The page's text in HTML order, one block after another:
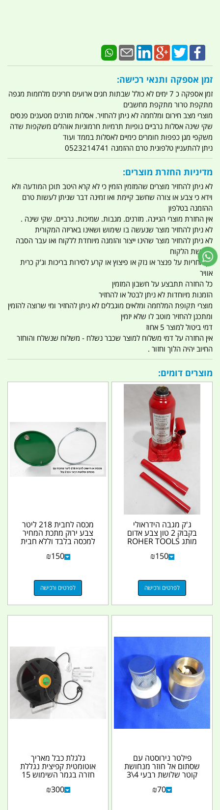
זמן אספקה ותנאי רכישה:
זמן אספקה כ 7 ימים לא כולל שבתות חגים ארועים חריגים מלחמות מגפה
מתקפת טרור מתקפת מחשבים
מוצרי מצב חירום ומלחמה לא ניתן להחזיר. אסלות מזרנים מטענים פנסים
שקי שינה אסלות גרביים גופיות תרמיות חרמוניות אוהלים משקפות שדה
משקפי מגן כפפות חומרים כימיים לאסלות בממד ועוד
ניתן להתעניין טלפונית טרם ההזמנה 0523214741
מדיניות החזרת מוצרים:
לא ניתן להחזיר מוצרים שהמזמין הזמין כי לא קרא היטב תוכן המודעה ולא
וידא כי צבע או צורה שחשב קיימת ואו זמינה דבר שניתן לעשות טרם
ההזמנה בטלפון
אין החזרת מוצרי הגיינה. מזרנים. מגבות. שמיכות. גרביים. שקי שינה .
לא ניתן להחזיר מוצר שנעשה בו שימוש ושאינו באריזה המקורית
לא ניתן להחזיר מוצר שהינו ייצור והזמנה מיוחדת ללקוח ואו עבר הסבה
לבקשת הלקוח
אין אחריות על פנצר או נזק או פיצוץ או קרע לסירות בריכות וג'ק כרית
אוויר
כל החזרה תתבצע על חשבון המזמין
הזמנות מיוחדות לא ניתן לבטל או להחזיר
מוצרי תקופת המלחמה ומלאים מוגבלים לא ניתן להחזיר ומי שרוצה להזמין
ומתכנן להחזיר מוטב לו שלא יזמין
דמי ביטול למוצר 5 אחוז
אין החזרה על דמי משלוח למוצר שכבר נשלח - משלוח שנשלח והוחזר
החיוב יהיה הלוך וחזור .
מוצרים דומים:
ג'ק מגבה הידראולי
בקבוק 2 טון צבע אדום
מותג ROHER TOOLS
₪150
לפרטים ורכישה
מכסה לחבית 218 ליטר
צבע ירוק מתכת המחיר
למכסה בלבד וללא חבית
₪150
לפרטים ורכישה
פילטר נירוסטה עם
שסתום אל חוזר מנחושת
קוטר שלושת רבעי 4\3
₪70
גלגלת כבל מאריך
אוטומטית קפיצית נגללת
חזרה בגמר השימוש 15
₪300